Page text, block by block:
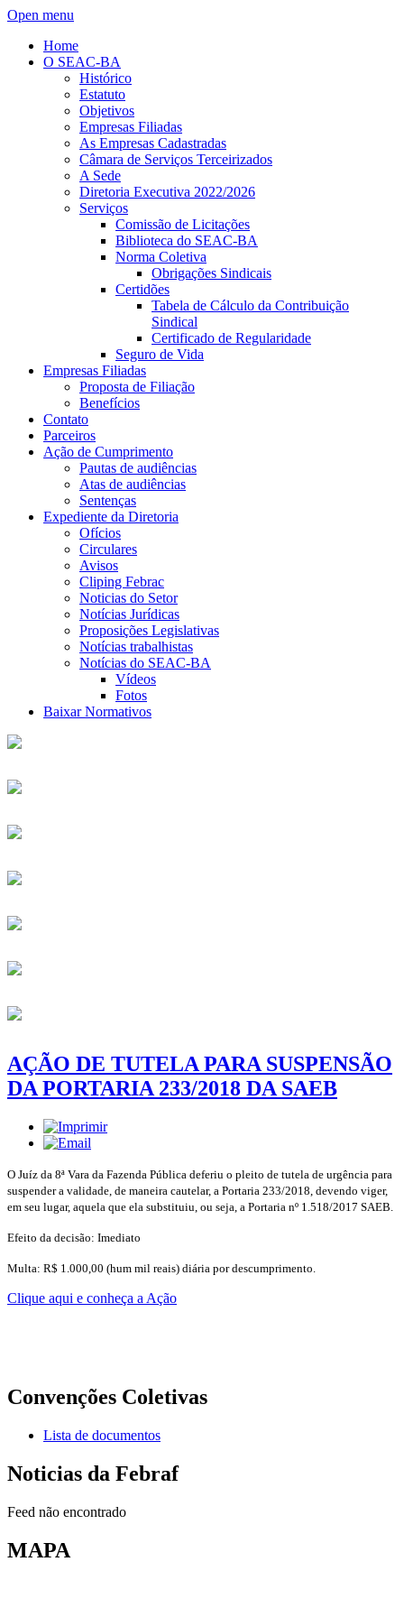
Open menu
Home
O SEAC-BA
Histórico
Estatuto
Objetivos
Empresas Filiadas
As Empresas Cadastradas
Câmara de Serviços Terceirizados
A Sede
Diretoria Executiva 2022/2026
Serviços
Comissão de Licitações
Biblioteca do SEAC-BA
Norma Coletiva
Obrigações Sindicais
Certidões
Tabela de Cálculo da Contribuição
Sindical
Certificado de Regularidade
Seguro de Vida
Empresas Filiadas
Proposta de Filiação
Benefícios
Contato
Parceiros
Ação de Cumprimento
Pautas de audiências
Atas de audiências
Sentenças
Expediente da Diretoria
Ofícios
Circulares
Avisos
Cliping Febrac
Noticias do Setor
Notícias Jurídicas
Proposições Legislativas
Notícias trabalhistas
Notícias do SEAC-BA
Vídeos
Fotos
Baixar Normativos
AÇÃO DE TUTELA PARA SUSPENSÃO
DA PORTARIA 233/2018 DA SAEB
O Juíz da 8ª Vara da Fazenda Pública deferiu o pleito de tutela de urgência para
suspender a validade, de maneira cautelar, a Portaria 233/2018, devendo viger,
em seu lugar, aquela que ela substituiu, ou seja, a Portaria nº 1.518/2017 SAEB.
Efeito da decisão: Imediato
Multa: R$ 1.000,00 (hum mil reais) diária por descumprimento.
Clique aqui e conheça a Ação
Convenções Coletivas
Lista de documentos
Noticias da Febraf
Feed não encontrado
MAPA